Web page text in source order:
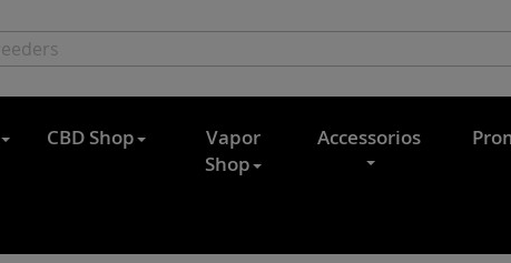
CBD Shop
Vapor
Shop
Accessorios